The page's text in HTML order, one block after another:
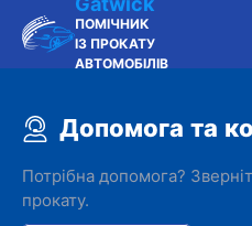
ПОМІЧНИК
ІЗ ПРОКАТУ
АВТОМОБІЛІВ
Допомога та
Потрібна допомога?
прокату.